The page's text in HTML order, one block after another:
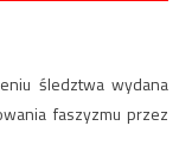
śledztwa wydana
faszyzmu przez